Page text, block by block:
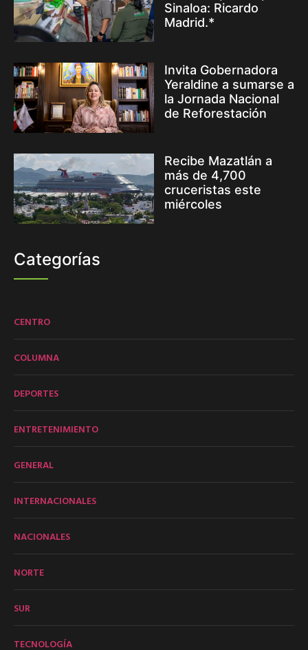
Sinaloa: Ricardo
Madrid.*
Invita Gobernadora
Yeraldine a sumarse a
la Jornada Nacional
de Reforestación
Recibe Mazatlán a
más de 4,700
cruceristas este
miércoles
Categorías
CENTRO
COLUMNA
DEPORTES
ENTRETENIMIENTO
GENERAL
INTERNACIONALES
NACIONALES
NORTE
SUR
TECNOLOGÍA